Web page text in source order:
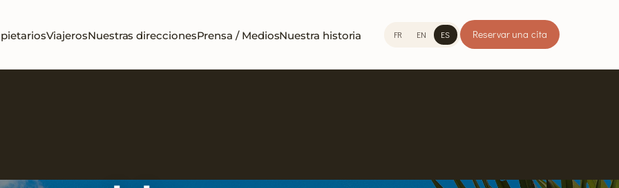
ViajerosNuestras direccionesPrensa / MediosNuestra historia FR EN ES Reservar una cita